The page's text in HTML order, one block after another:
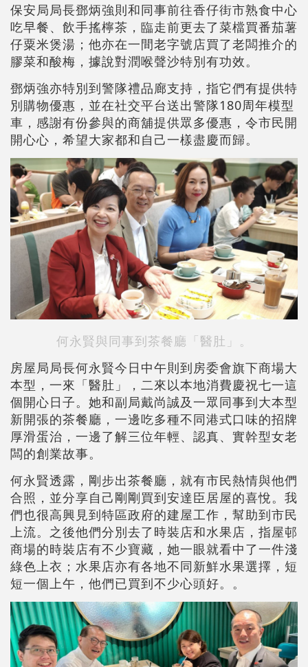
保安局局長鄧炳強則和同事前往香仔街市熟食中心
吃早餐、飲手搖檸茶，臨走前更去了菜檔買番茄薯
仔粟米煲湯；他亦在一間老字號店買了老闆推介的
膠菜和酸梅，據說對潤喉聲沙特別有功效。
鄧炳強亦特別到警隊禮品廊支持，指它們有提供特
別購物優惠，並在社交平台送出警隊180周年模型
車，感謝有份參與的商舖提供眾多優惠，令市民開
開心心，希望大家都和自己一樣盡慶而歸。
何永賢與同事到茶餐廳「醫肚」。
房屋局局長何永賢今日中午則到房委會旗下商場大
本型，一來「醫肚」，二來以本地消費慶祝七一這
個開心日子。她和副局戴尚誠及一眾同事到大本型
新開張的茶餐廳，一邊吃多種不同港式口味的招牌
厚滑蛋治，一邊了解三位年輕、認真、實幹型女老
闆的創業故事。
何永賢透露，剛步出茶餐廳，就有市民熱情與他們
合照，並分享自己剛剛買到安達臣居屋的喜悅。我
們也很高興見到特區政府的建屋工作，幫助到市民
上流。之後他們分別去了時裝店和水果店，指屋邨
商場的時裝店有不少寶藏，她一眼就看中了一件淺
綠色上衣；水果店亦有各地不同新鮮水果選擇，短
短一個上午，他們已買到不少心頭好。。